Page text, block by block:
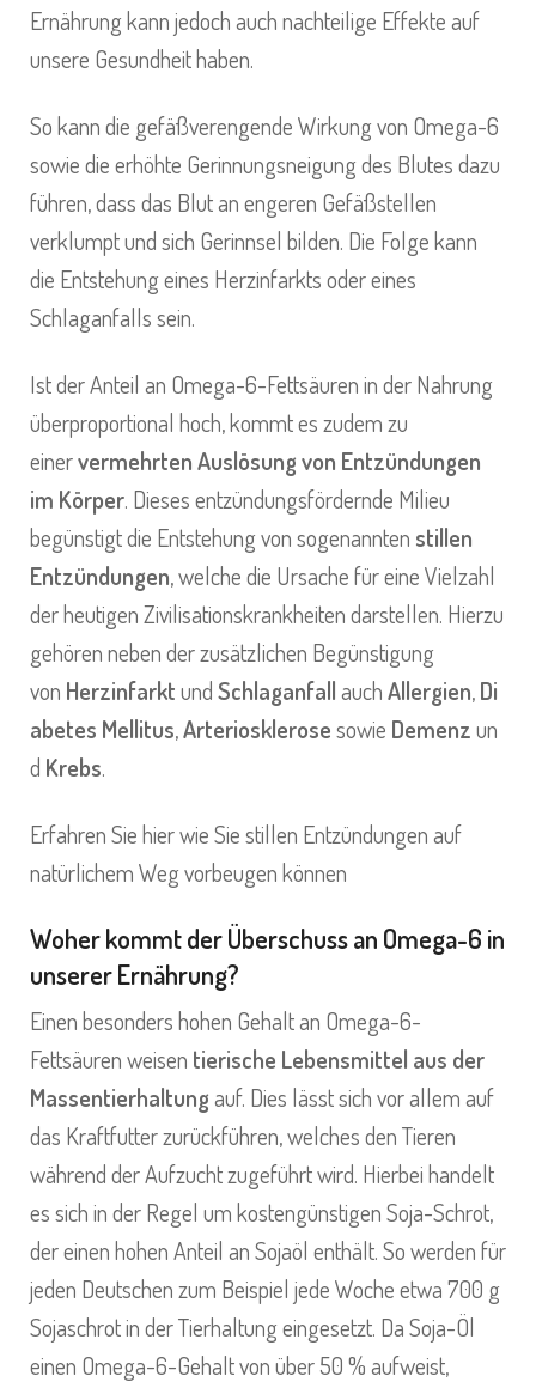
Ernährung kann jedoch auch nachteilige Effekte auf
unsere Gesundheit haben.
So kann die gefäßverengende Wirkung von Omega-6
sowie die erhöhte Gerinnungsneigung des Blutes dazu
führen, dass das Blut an engeren Gefäßstellen
verklumpt und sich Gerinnsel bilden. Die Folge kann
die Entstehung eines Herzinfarkts oder eines
Schlaganfalls sein.
Ist der Anteil an Omega-6-Fettsäuren in der Nahrung
überproportional hoch, kommt es zudem zu
einervermehrten Auslösung von Entzündungen
im Körper. Dieses entzündungsfördernde Milieu
begünstigt die Entstehung von sogenannten stillen
Entzündungen, welche die Ursache für eine Vielzahl
der heutigen Zivilisationskrankheiten darstellen. Hierzu
gehören neben der zusätzlichen Begünstigung
von HerzinfarktundSchlaganfallauchAllergien,Di
abetes Mellitus,Arteriosklerosesowie Demenzun
d Krebs.
Erfahren Sie hier wie Sie stillen Entzündungen auf
natürlichem Weg vorbeugen können
Woher kommt der Überschuss an Omega-6 in
unserer Ernährung?
Einen besonders hohen Gehalt an Omega-6-
Fettsäuren weisen tierische Lebensmittel aus der
Massentierhaltungauf. Dies lässt sich vor allem auf
das Kraftfutter zurückführen, welches den Tieren
während der Aufzucht zugeführt wird. Hierbei handelt
es sich in der Regel um kostengünstigen Soja-Schrot,
der einen hohen Anteil an Sojaöl enthält. So werden für
jeden Deutschen zum Beispiel jede Woche etwa 700 g
Sojaschrot in der Tierhaltung eingesetzt. Da Soja-Öl
einen Omega-6-Gehalt von über 50 % aufweist,